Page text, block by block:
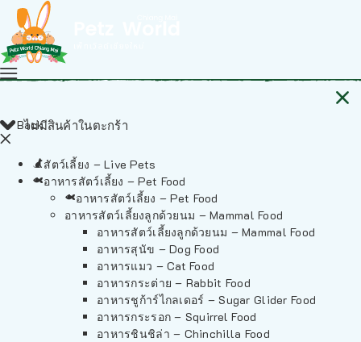
ไม่มีสินค้าในตะกร้า
Back
สัตว์เลี้ยง – Live Pets
อาหารสัตว์เลี้ยง – Pet Food
อาหารสัตว์เลี้ยง – Pet Food
อาหารสัตว์เลี้ยงลูกด้วยนม – Mammal Food
อาหารสัตว์เลี้ยงลูกด้วยนม – Mammal Food
อาหารสุนัข – Dog Food
อาหารแมว – Cat Food
อาหารกระต่าย – Rabbit Food
อาหารชูก้าร์ไกลเดอร์ – Sugar Glider Food
อาหารกระรอก – Squirrel Food
อาหารชินชิล่า – Chinchilla Food